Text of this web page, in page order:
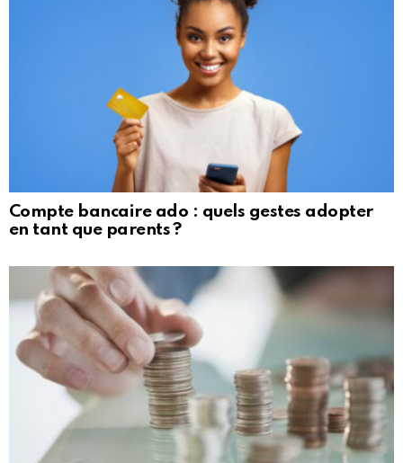
Compte bancaire ado : quels gestes adopter
en tant que parents ?